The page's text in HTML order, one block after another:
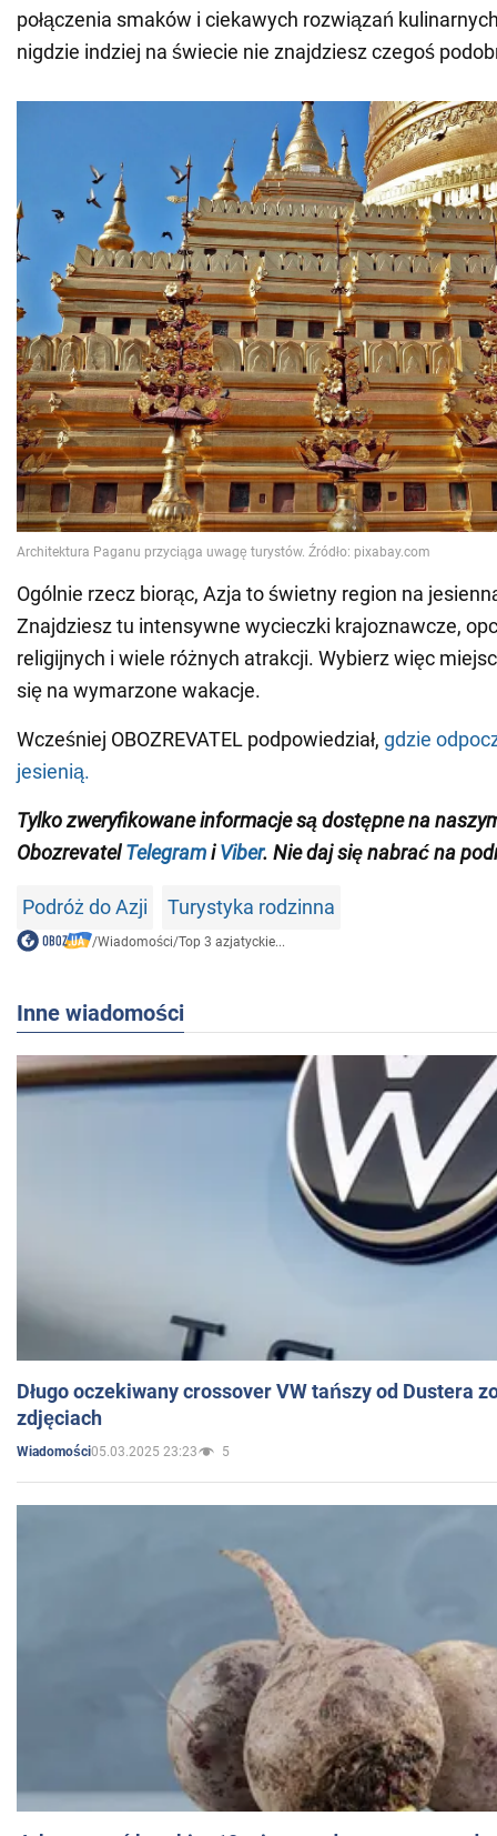
połączenia smaków i ciekawych rozwiązań
nigdzie indziej na świecie nie znajdziesz czegoś
Ogólnie rzecz biorąc, Azja to świetny region na
Znajdziesz tu intensywne wycieczki krajoznawcze,
religijnych i wiele różnych atrakcji. Wybierz więc
się na wymarzone wakacje.
Wcześniej OBOZREVATEL podpowiedział, gdzie
jesienią.
Tylko zweryfikowane informacje są dostępne na
ObozrevatelTelegramiViber. Nie daj się nabrać na
Podróż do Azji Turystyka rodzinna
/Wiadomości/Top 3 azjatyckie...
Inne wiadomości
Długo oczekiwany crossover VW tańszy od Dustera
zdjęciach
Wiadomości05.03.2025 23:23 5